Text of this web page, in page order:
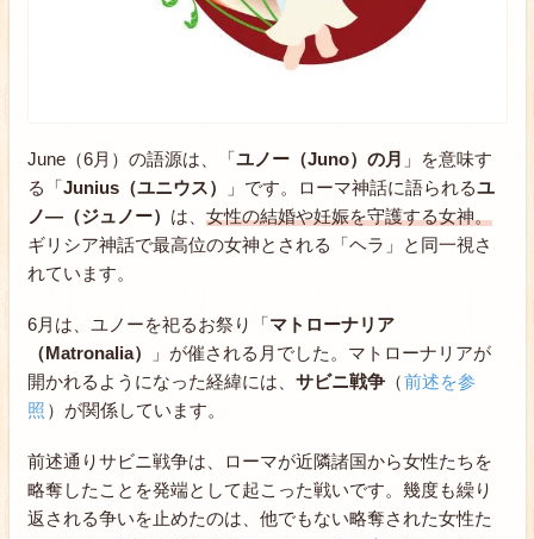
June（6月）の語源は、「ユノー（Juno）の月 」を意味す
る「Junius（ユニウス） 」です。ローマ神話に語られるユ
ノ―（ジュノー） は、 女性の結婚や妊娠を守護する女神。
ギリシア神話で最高位の女神とされる「ヘラ」と同一視さ
れています。
6月は、ユノーを祀るお祭り「マトローナリア
（Matronalia）
」が催される月でした。マトローナリアが
開かれるようになった経緯には、 サビニ戦争（前述を参
照 ）が関係しています。
前述通りサビニ戦争は、ローマが近隣諸国から女性たちを
略奪したことを発端として起こった戦いです。幾度も繰り
返される争いを止めたのは、他でもない略奪された女性た